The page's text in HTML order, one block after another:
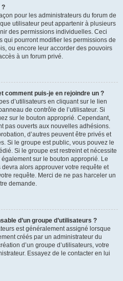
?
pour les administrateurs du forum de
utilisateur peut appartenir à plusieurs
des permissions individuelles. Ceci
qui pourront modifier les permissions de
ou encore leur accorder des pouvoirs
à un forum privé.
comment puis-je en rejoindre un ?
d’utilisateurs en cliquant sur le lien
de contrôle de l’utilisateur. Si
sur le bouton approprié. Cependant,
pas ouverts aux nouvelles adhésions.
d’autres peuvent être privés et
Si le groupe est public, vous pouvez le
Si le groupe est restreint et nécessite
sur le bouton approprié. Le
alors approuver votre requête et
requête. Merci de ne pas harceler un
demande.
d’un groupe d’utilisateurs ?
est généralement assigné lorsque
créés par un administrateur du
d’un groupe d’utilisateurs, votre
Essayez de le contacter en lui